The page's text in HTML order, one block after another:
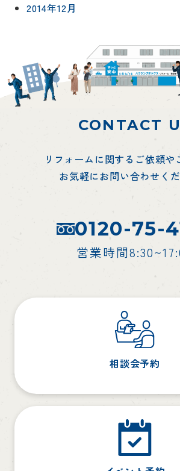
2014年12月
CONTACT
リフォームに関するご依頼や
お気軽にお問い合わせくだ
0120-75-
営業時間
相談会予約